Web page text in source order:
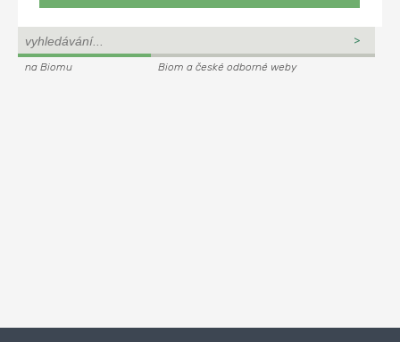
na Biomu Biom a české odborné weby